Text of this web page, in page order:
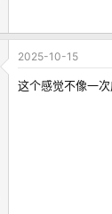
2025-10-15
这个感觉不像一